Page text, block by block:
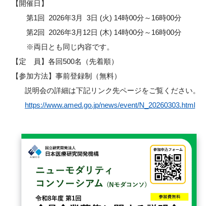
【開催日】
第1回 2026年3月 3日 (火) 14時00分～16時00分
第2回 2026年3月12日 (木) 14時00分～16時00分
※両日とも同じ内容です。
【定 員】各回500名（先着順）
【参加方法】事前登録制（無料）
説明会の詳細は下記リンク先ページをご覧ください。
https://www.amed.go.jp/news/event/N_20260303.html